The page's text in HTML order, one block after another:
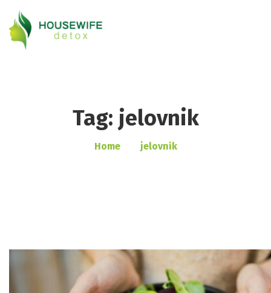
Tag: jelovnik
Home jelovnik